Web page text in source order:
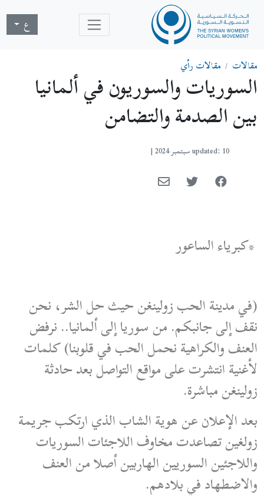
ع
مقالات مقالات رأي
السوريات والسوريون في ألمانيا
بين الصدمة والتضامن
updated: 10 سبتمبر 2024 |
*كبرياء الساعور
(في مدينة الحب زولينغن حيث حل الشر، نحن
نقف إلى جانبكم.من سوريا إلى ألمانيا.. نرفض
العنف والكراهية نحمل الحب في قلوبنا)كلمات
لأغنية انتشرت على مواقع التواصل بعد حادثة
زولينغن مباشرة.
بعد الإعلان عن هوية الشاب الذي ارتكب جريمة
زولغين تصاعدت مخاوف اللاجئات السوريات
واللاجئين السوريين الهاربين أصلا من العنف
والاضطهاد في بلادهم.